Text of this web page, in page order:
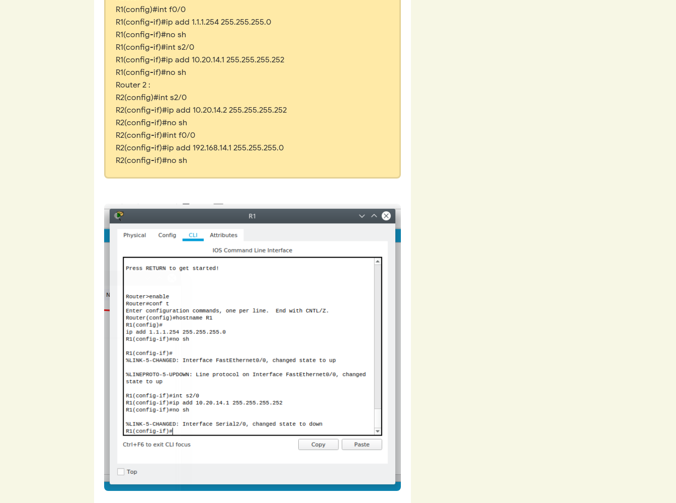
R1(config)#int f0/0
R1(config-if)#ip add 1.1.1.254 255.255.255.0
R1(config-if)#no sh
R1(config-if)#int s2/0
R1(config-if)#ip add 10.20.14.1 255.255.255.252
R1(config-if)#no sh
Router 2 :
R2(config)#int s2/0
R2(config-if)#ip add 10.20.14.2 255.255.255.252
R2(config-if)#no sh
R2(config-if)#int f0/0
R2(config-if)#ip add 192.168.14.1 255.255.255.0
R2(config-if)#no sh